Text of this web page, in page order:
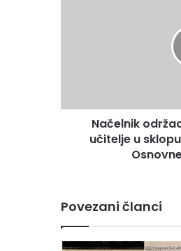
Načelnik
učitelje u
Povezani članci